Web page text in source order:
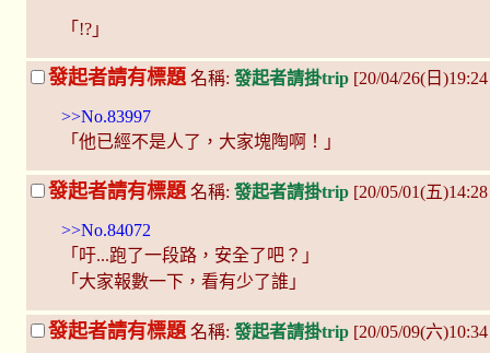
「!?」
發起者請有標題名稱: 發起者請掛trip [20/04/26(日
>>No.83997
「他已經不是人了，大家塊陶啊！」
發起者請有標題 名稱: 發起者請掛trip [20/05/01(五
>>No.84072
「吁...跑了一段路，安全了吧？」
「大家報數一下，看有少了誰」
發起者請有標題 名稱: 發起者請掛trip [20/05/09(六